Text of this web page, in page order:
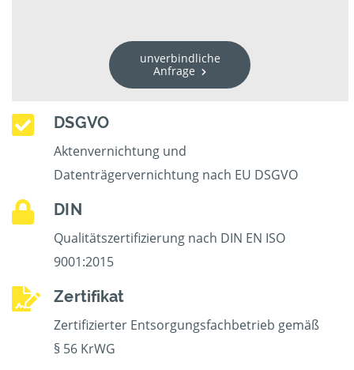
unverbindliche
Anfrage
DSGVO
Aktenvernichtung und
Datenträgervernichtung nach EU DSGVO
DIN
Qualitätszertifizierung nach DIN EN ISO
9001:2015
Zertifikat
Zertifizierter Entsorgungsfachbetrieb gemäß
§ 56 KrWG